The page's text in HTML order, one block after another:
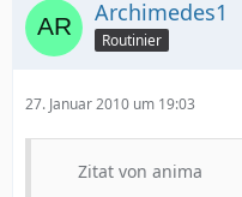
Archimedes1
Routinier
27. Januar 2010 um 19:03
Zitat von anima